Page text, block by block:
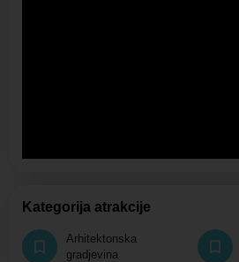
Kategorija atrakcije
Arhitektonska
gradjevina